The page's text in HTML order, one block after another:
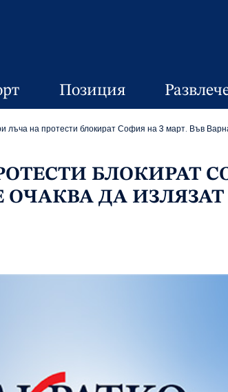
Позиция
лъча на протести блокират София на 3 март. Във
БЛОКИРАТ
ДА ИЗЛЯЗАТ